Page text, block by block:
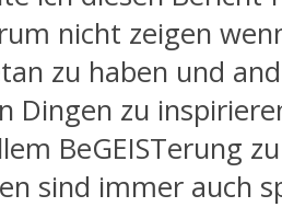
nicht zeigen
zu haben und
Dingen zu
BeGEISTerung
sind immer auch